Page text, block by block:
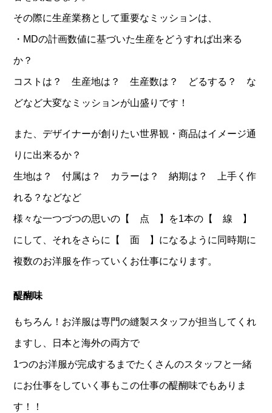
その際に生産業務として重要なミッションは、
・MDの計画数値に基づいた生産をどうすれば出来る
か？
コストは？ 生産地は？ 生産数は？ どるする？ な
どなど大変なミッションが山盛りです！
また、デザイナーが創りたい世界観・商品はイメージ通
りに出来るか？
生地は？ 付属は？ カラーは？ 納期は？ 上手く作
れる？などなど
様々な一つづつの思いの【 点 】を1本の【 線 】
にして、それをさらに【 面 】になるように同時期に
複数のお洋服を作っていくお仕事になります。
醍醐味
もちろん！お洋服は専門の縫製スタッフが担当してくれ
ますし、日本と海外の両方で
1つのお洋服が完成するまでたくさんのスタッフと一緒
にお仕事をしていく事もこの仕事の醍醐味でもありま
す！！